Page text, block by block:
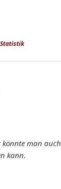
Statistik
könnte man
kann.